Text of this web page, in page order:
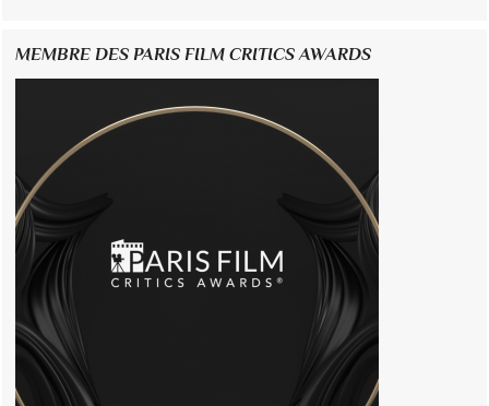
MEMBRE DES PARIS FILM CRITICS AWARDS